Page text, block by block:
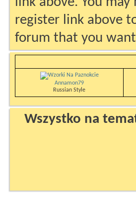
register link above
forum that you
Annamon79
Russian Style
Wszystko na